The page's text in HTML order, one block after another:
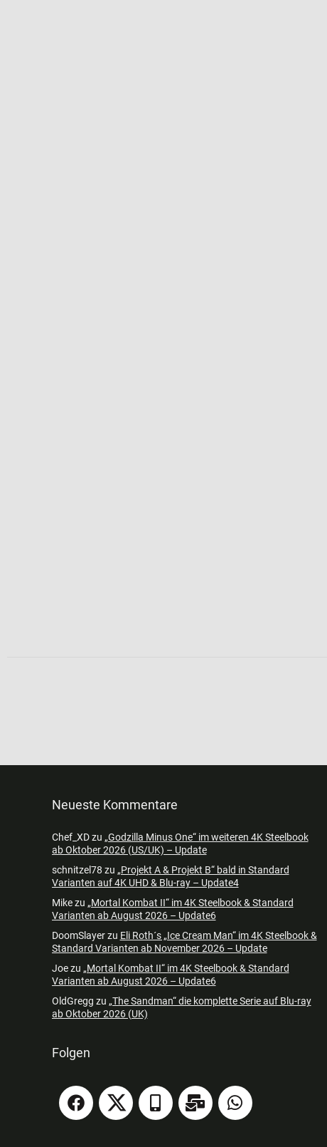
Neueste Kommentare
Chef_XDzu „Godzilla Minus One“ im weiteren 4K Steelbook
ab Oktober 2026 (US/UK) – Update
schnitzel78 zu „Projekt A & Projekt B“ bald in Standard
Varianten auf 4K UHD & Blu-ray – Update4
Mikezu „Mortal Kombat II“ im 4K Steelbook & Standard
Varianten ab August 2026 – Update6
DoomSlayerzu Eli Roth´s „Ice Cream Man“ im 4K Steelbook &
Standard Varianten ab November 2026 – Update
Joezu „Mortal Kombat II“ im 4K Steelbook & Standard
Varianten ab August 2026 – Update6
OldGregg zu „The Sandman“ die komplette Serie auf Blu-ray
ab Oktober 2026 (UK)
Folgen